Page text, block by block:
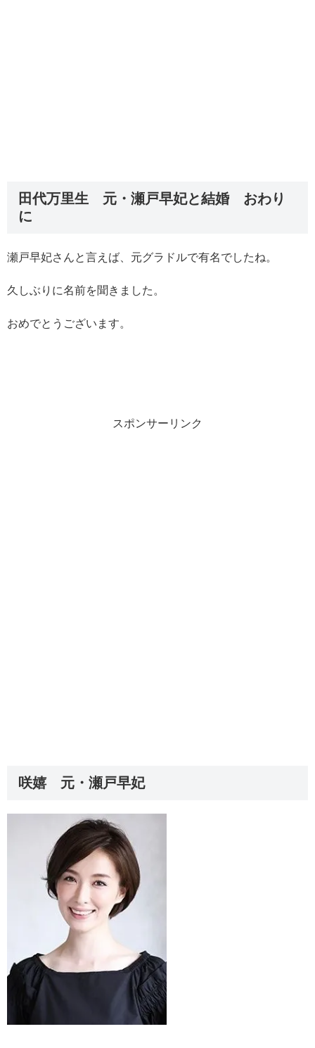
田代万里生 元・瀬戸早妃と結婚 おわり
に
瀬戸早妃さんと言えば、元グラドルで有名でしたね。
久しぶりに名前を聞きました。
おめでとうございます。
スポンサーリンク
咲嬉 元・瀬戸早妃